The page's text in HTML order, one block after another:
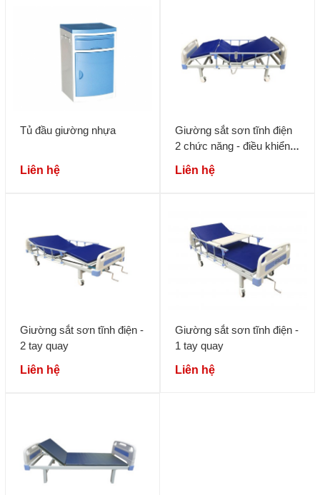
Tủ đầu giường nhựa
Liên hệ
Giường sắt sơn tĩnh điện
2 chức năng - điều khiển
Liên hệ
Giường sắt sơn tĩnh điện -
2 tay quay
Liên hệ
Giường sắt sơn tĩnh điện -
1 tay quay
Liên hệ